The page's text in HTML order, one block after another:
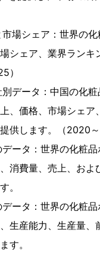
市場シェア：世界の
シェア、業界ランキ
）
別データ：中国の化
、価格、市場シェア
供します。（2020～
ータ：世界の化粧
消費量、売上、およ
。
データ：世界の化粧
生産能力、生産量、
す。